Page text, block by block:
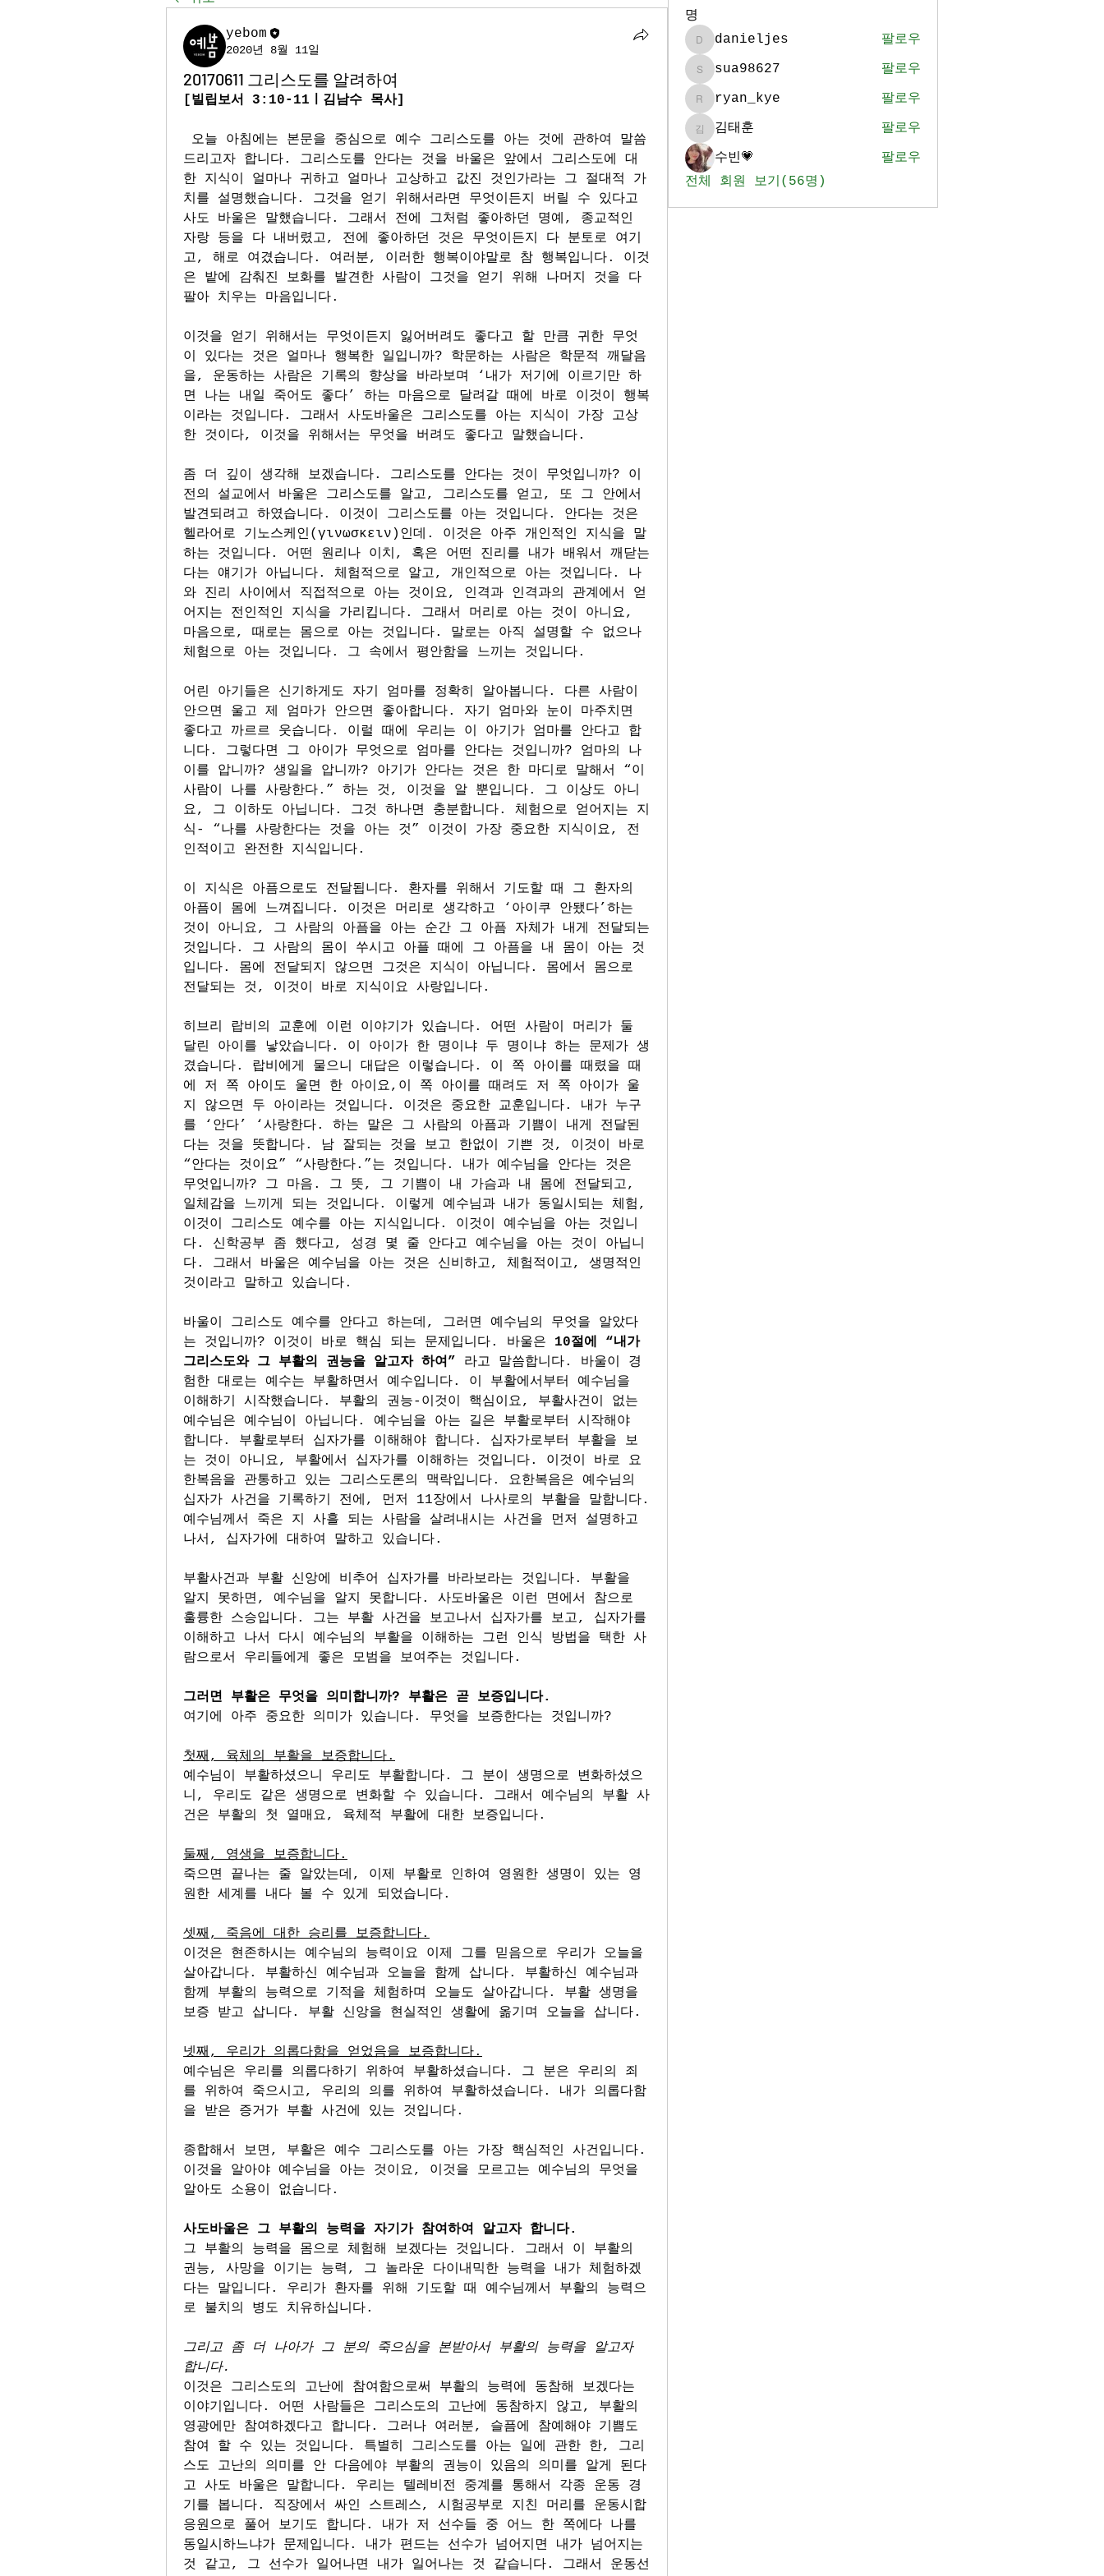
yebom
2020년 8월 11일
20170611 그리스도를 알려하여
[빌립보서 3:10-11ㅣ김남수 목사]
오늘 아침에는 본문을 중심으로 예수 그리스도를 아는 것에 관하여 말씀
드리고자 합니다. 그리스도를 안다는 것을 바울은 앞에서 그리스도에 대
한 지식이 얼마나 귀하고 얼마나 고상하고 값진 것인가라는 그 절대적 가
치를 설명했습니다. 그것을 얻기 위해서라면 무엇이든지 버릴 수 있다고
사도 바울은 말했습니다. 그래서 전에 그처럼 좋아하던 명예, 종교적인
자랑 등을 다 내버렸고, 전에 좋아하던 것은 무엇이든지 다 분토로 여기
고, 해로 여겼습니다. 여러분, 이러한 행복이야말로 참 행복입니다. 이것
은 밭에 감춰진 보화를 발견한 사람이 그것을 얻기 위해 나머지 것을 다
팔아 치우는 마음입니다.
이것을 얻기 위해서는 무엇이든지 잃어버려도 좋다고 할 만큼 귀한 무엇
이 있다는 것은 얼마나 행복한 일입니까? 학문하는 사람은 학문적 깨달음
을, 운동하는 사람은 기록의 향상을 바라보며 ‘내가 저기에 이르기만 하
면 나는 내일 죽어도 좋다’ 하는 마음으로 달려갈 때에 바로 이것이 행복
이라는 것입니다. 그래서 사도바울은 그리스도를 아는 지식이 가장 고상
한 것이다, 이것을 위해서는 무엇을 버려도 좋다고 말했습니다.
좀 더 깊이 생각해 보겠습니다. 그리스도를 안다는 것이 무엇입니까? 이
전의 설교에서 바울은 그리스도를 알고, 그리스도를 얻고, 또 그 안에서
발견되려고 하였습니다. 이것이 그리스도를 아는 것입니다. 안다는 것은
헬라어로 기노스케인(γινωσκειν)인데. 이것은 아주 개인적인 지식을 말
하는 것입니다. 어떤 원리나 이치, 혹은 어떤 진리를 내가 배워서 깨닫는
다는 얘기가 아닙니다. 체험적으로 알고, 개인적으로 아는 것입니다. 나
와 진리 사이에서 직접적으로 아는 것이요, 인격과 인격과의 관계에서 얻
어지는 전인적인 지식을 가리킵니다. 그래서 머리로 아는 것이 아니요,
마음으로, 때로는 몸으로 아는 것입니다. 말로는 아직 설명할 수 없으나
체험으로 아는 것입니다. 그 속에서 평안함을 느끼는 것입니다.
어린 아기들은 신기하게도 자기 엄마를 정확히 알아봅니다. 다른 사람이
안으면 울고 제 엄마가 안으면 좋아합니다. 자기 엄마와 눈이 마주치면
좋다고 까르르 웃습니다. 이럴 때에 우리는 이 아기가 엄마를 안다고 합
니다. 그렇다면 그 아이가 무엇으로 엄마를 안다는 것입니까? 엄마의 나
이를 압니까? 생일을 압니까? 아기가 안다는 것은 한 마디로 말해서 “이
사람이 나를 사랑한다.” 하는 것, 이것을 알 뿐입니다. 그 이상도 아니
요, 그 이하도 아닙니다. 그것 하나면 충분합니다. 체험으로 얻어지는 지
식- “나를 사랑한다는 것을 아는 것” 이것이 가장 중요한 지식이요, 전
인적이고 완전한 지식입니다.
이 지식은 아픔으로도 전달됩니다. 환자를 위해서 기도할 때 그 환자의
아픔이 몸에 느껴집니다. 이것은 머리로 생각하고 ‘아이쿠 안됐다’하는
것이 아니요, 그 사람의 아픔을 아는 순간 그 아픔 자체가 내게 전달되는
것입니다. 그 사람의 몸이 쑤시고 아플 때에 그 아픔을 내 몸이 아는 것
입니다. 몸에 전달되지 않으면 그것은 지식이 아닙니다. 몸에서 몸으로
전달되는 것, 이것이 바로 지식이요 사랑입니다.
히브리 랍비의 교훈에 이런 이야기가 있습니다. 어떤 사람이 머리가 둘
달린 아이를 낳았습니다. 이 아이가 한 명이냐 두 명이냐 하는 문제가 생
겼습니다. 랍비에게 물으니 대답은 이렇습니다. 이 쪽 아이를 때렸을 때
에 저 쪽 아이도 울면 한 아이요,이 쪽 아이를 때려도 저 쪽 아이가 울
지 않으면 두 아이라는 것입니다. 이것은 중요한 교훈입니다. 내가 누구
를 ‘안다’ ‘사랑한다. 하는 말은 그 사람의 아픔과 기쁨이 내게 전달된
다는 것을 뜻합니다. 남 잘되는 것을 보고 한없이 기쁜 것, 이것이 바로
“안다는 것이요” “사랑한다.”는 것입니다. 내가 예수님을 안다는 것은
무엇입니까? 그 마음. 그 뜻, 그 기쁨이 내 가슴과 내 몸에 전달되고,
일체감을 느끼게 되는 것입니다. 이렇게 예수님과 내가 동일시되는 체험,
이것이 그리스도 예수를 아는 지식입니다. 이것이 예수님을 아는 것입니
다. 신학공부 좀 했다고, 성경 몇 줄 안다고 예수님을 아는 것이 아닙니
다. 그래서 바울은 예수님을 아는 것은 신비하고, 체험적이고, 생명적인
것이라고 말하고 있습니다.
바울이 그리스도 예수를 안다고 하는데, 그러면 예수님의 무엇을 알았다
는 것입니까? 이것이 바로 핵심 되는 문제입니다. 바울은 10절에 “내가
그리스도와 그 부활의 권능을 알고자 하여”
라고 말씀합니다. 바울이 경
험한 대로는 예수는 부활하면서 예수입니다. 이 부활에서부터 예수님을
이해하기 시작했습니다. 부활의 권능-이것이 핵심이요, 부활사건이 없는
예수님은 예수님이 아닙니다. 예수님을 아는 길은 부활로부터 시작해야
합니다. 부활로부터 십자가를 이해해야 합니다. 십자가로부터 부활을 보
는 것이 아니요, 부활에서 십자가를 이해하는 것입니다. 이것이 바로 요
한복음을 관통하고 있는 그리스도론의 맥락입니다. 요한복음은 예수님의
십자가 사건을 기록하기 전에, 먼저 11장에서 나사로의 부활을 말합니다.
예수님께서 죽은 지 사흘 되는 사람을 살려내시는 사건을 먼저 설명하고
나서, 십자가에 대하여 말하고 있습니다.
부활사건과 부활 신앙에 비추어 십자가를 바라보라는 것입니다. 부활을
알지 못하면, 예수님을 알지 못합니다. 사도바울은 이런 면에서 참으로
훌륭한 스승입니다. 그는 부활 사건을 보고나서 십자가를 보고, 십자가를
이해하고 나서 다시 예수님의 부활을 이해하는 그런 인식 방법을 택한 사
람으로서 우리들에게 좋은 모범을 보여주는 것입니다.
그러면 부활은 무엇을 의미합니까? 부활은 곧 보증입니다.
여기에 아주 중요한 의미가 있습니다. 무엇을 보증한다는 것입니까?
첫째, 육체의 부활을 보증합니다.
예수님이 부활하셨으니 우리도 부활합니다. 그 분이 생명으로 변화하셨으
니, 우리도 같은 생명으로 변화할 수 있습니다. 그래서 예수님의 부활 사
건은 부활의 첫 열매요, 육체적 부활에 대한 보증입니다.
둘째, 영생을 보증합니다.
죽으면 끝나는 줄 알았는데, 이제 부활로 인하여 영원한 생명이 있는 영
원한 세계를 내다 볼 수 있게 되었습니다.
셋째, 죽음에 대한 승리를 보증합니다.
이것은 현존하시는 예수님의 능력이요 이제 그를 믿음으로 우리가 오늘을
살아갑니다. 부활하신 예수님과 오늘을 함께 삽니다. 부활하신 예수님과
함께 부활의 능력으로 기적을 체험하며 오늘도 살아갑니다. 부활 생명을
보증 받고 삽니다. 부활 신앙을 현실적인 생활에 옮기며 오늘을 삽니다.
넷째, 우리가 의롭다함을 얻었음을 보증합니다.
예수님은 우리를 의롭다하기 위하여 부활하셨습니다. 그 분은 우리의 죄
를 위하여 죽으시고, 우리의 의를 위하여 부활하셨습니다. 내가 의롭다함
을 받은 증거가 부활 사건에 있는 것입니다.
종합해서 보면, 부활은 예수 그리스도를 아는 가장 핵심적인 사건입니다.
이것을 알아야 예수님을 아는 것이요, 이것을 모르고는 예수님의 무엇을
알아도 소용이 없습니다.
사도바울은 그 부활의 능력을 자기가 참여하여 알고자 합니다.
그 부활의 능력을 몸으로 체험해 보겠다는 것입니다. 그래서 이 부활의
권능, 사망을 이기는 능력, 그 놀라운 다이내믹한 능력을 내가 체험하겠
다는 말입니다. 우리가 환자를 위해 기도할 때 예수님께서 부활의 능력으
로 불치의 병도 치유하십니다.
그리고 좀 더 나아가 그 분의 죽으심을 본받아서 부활의 능력을 알고자
합니다.
이것은 그리스도의 고난에 참여함으로써 부활의 능력에 동참해 보겠다는
이야기입니다. 어떤 사람들은 그리스도의 고난에 동참하지 않고, 부활의
영광에만 참여하겠다고 합니다. 그러나 여러분, 슬픔에 참예해야 기쁨도
참여 할 수 있는 것입니다. 특별히 그리스도를 아는 일에 관한 한, 그리
스도 고난의 의미를 안 다음에야 부활의 권능이 있음의 의미를 알게 된다
고 사도 바울은 말합니다. 우리는 텔레비전 중계를 통해서 각종 운동 경
기를 봅니다. 직장에서 싸인 스트레스, 시험공부로 지친 머리를 운동시합
응원으로 풀어 보기도 합니다. 내가 저 선수들 중 어느 한 쪽에다 나를
동일시하느냐가 문제입니다. 내가 편드는 선수가 넘어지면 내가 넘어지는
것 같고, 그 선수가 일어나면 내가 일어나는 것 같습니다. 그래서 운동선
명
danieljes
danieljes 팔로우
sua98627
sua98627 팔로우
ryan_kye
ryan_kye 팔로우
김태훈
김태훈
팔로우
수빈💗
팔로우
전체 회원 보기(56명)